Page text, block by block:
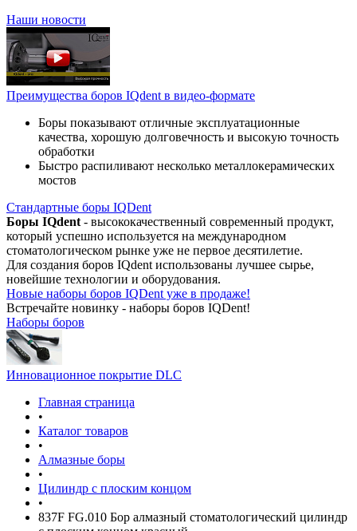
Наши новости
Преимущества боров IQdent в видео-формате
Боры показывают отличные эксплуатационные
качества, хорошую долговечность и высокую точность
обработки
Быстро распиливают несколько металлокерамических
мостов
Стандартные боры IQDent
Боры IQdent - высококачественный современный продукт,
который успешно используется на международном
стоматологическом рынке уже не первое десятилетие.
Для создания боров IQdent использованы лучшее сырье,
новейшие технологии и оборудования.
Новые наборы боров IQDent уже в продаже!
Встречайте новинку - наборы боров IQDent!
Наборы боров
Инновационное покрытие DLC
Главная страница
•
Каталог товаров
•
Алмазные боры
•
Цилиндр с плоским концом
•
837F FG.010 Бор алмазный стоматологический цилиндр